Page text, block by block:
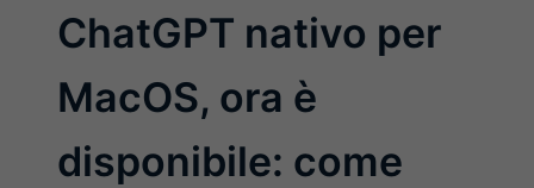
ChatGPT nativo per
MacOS, ora è
disponibile: come